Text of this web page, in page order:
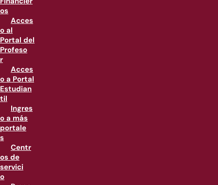
os
Acces
o al
Portal del
Profeso
r
Acces
o a Portal
Estudian
til
Ingres
o a más
portale
s
Centr
os de
servici
o